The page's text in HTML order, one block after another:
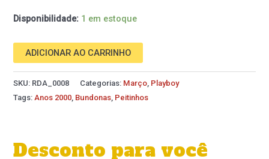
Disponibilidade: 1 em estoque
ADICIONAR AO CARRINHO
SKU: RDA_0008 Categorias: Março Playboy
Tags: Anos 2000 Bundonas Peitinhos
Desconto para você